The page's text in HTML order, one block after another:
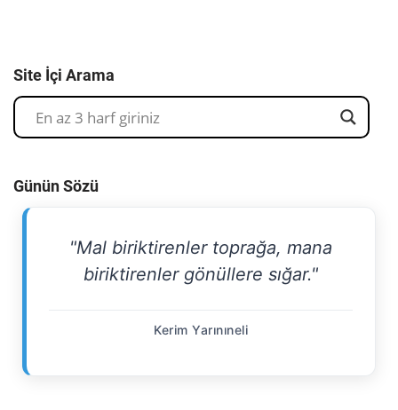
Site İçi Arama
Günün Sözü
"Mal biriktirenler toprağa, mana
biriktirenler gönüllere sığar."
Kerim Yarınıneli